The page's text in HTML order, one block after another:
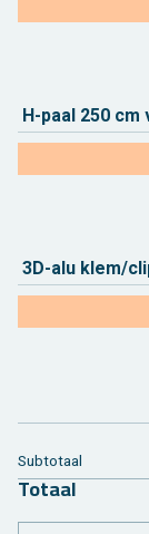
H-paal 250
3D-alu klem/
Sub­to­taal
To­taal